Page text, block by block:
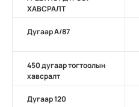
ХАВСРАЛТ
Дугаар А/87
450 дугаар тогтоолын
хавсралт
Дугаар 120